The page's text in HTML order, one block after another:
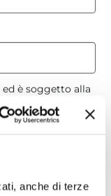
anche di terze
ed è soggetto alla
Google.